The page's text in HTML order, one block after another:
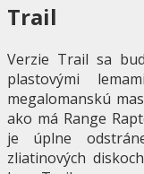
Trail
Verzie Trail sa
plastovými
megalomanskú
ako má Range
je úplne
zliatinových